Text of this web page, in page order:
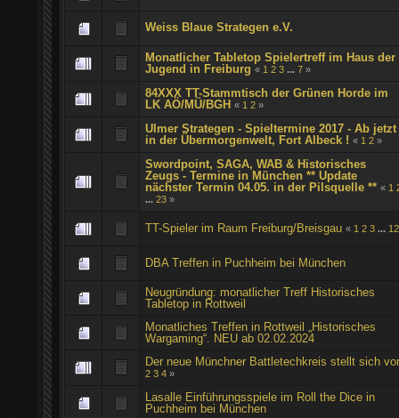
Weiss Blaue Strategen e.V.
Monatlicher Tabletop Spielertreff im Haus der
Jugend in Freiburg « 1 2 3 ...7 »
84XXX TT-Stammtisch der Grünen Horde im
LK AÖ/MÜ/BGH « 1 2 »
Ulmer Strategen - Spieltermine 2017 - Ab jetzt
in der Übermorgenwelt, Fort Albeck ! « 1 2 »
Swordpoint, SAGA, WAB & Historisches
Zeugs - Termine in München ** Update
nächster Termin 04.05. in der Pilsquelle ** « 1
...23 »
TT-Spieler im Raum Freiburg/Breisgau « 1 2 3 ... 12
DBA Treffen in Puchheim bei München
Neugründung: monatlicher Treff Historisches
Tabletop in Rottweil
Monatliches Treffen in Rottweil „Historisches
Wargaming“. NEU ab 02.02.2024
Der neue Münchner Battletechkreis stellt sich
2 3 4 »
Lasalle Einführungsspiele im Roll the Dice in
Puchheim bei München